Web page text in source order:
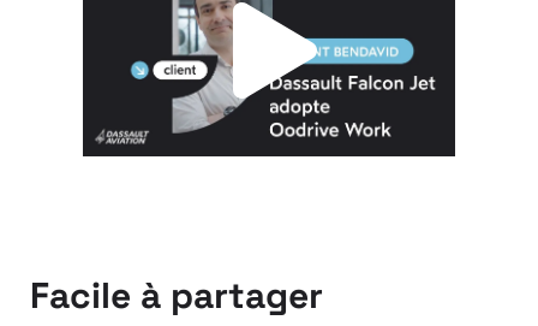
Facile à partager